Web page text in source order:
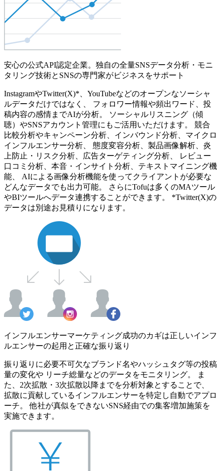
安心の公式API認定企業。独自の全量SNSデータ分析・モニ
タリング技術とSNSの専門家がビジネスをサポート
InstagramやTwitter(X)*、YouTubeなどのオープンなソーシャ
ルデータだけではなく、 フォロワー情報や頻出ワード、投
稿内容の感情までAIが分析。 ソーシャルリスニング（傾
聴）やSNSアカウント管理にもご活用いただけます。 競合
比較分析やキャンペーン分析、インバウンド分析、マイクロ
インフルエンサー分析、 態度変容分析、製品画像解析、炎
上防止・リスク分析、広告ターゲティング分析、 レビュー
口コミ分析、本音・インサイト分析、テキストマイニング機
能、 AIによる画像分析機能を使ってクライアントが必要な
どんなデータでも出力可能。 さらにTofuは多くのMAツール
やBIツールへデータ連携することができます。 *Twitter(X)の
データは別途お見積りになります。
インフルエンサーマーケティング成功のカギは正しいインフ
ルエンサーの起用と正確な振り返り
振り返りに必要不可欠なブランド名やハッシュタグ等の投稿
量の変化や リーチ総量などのデータをモニタリング。 ま
た、2次拡散・3次拡散以降までを分析対象とすることで、
拡散に貢献しているインフルエンサーを特定し自動でアプロ
ーチ。 他社が真似をできないSNS経由での集客増加施策を
実施できます。